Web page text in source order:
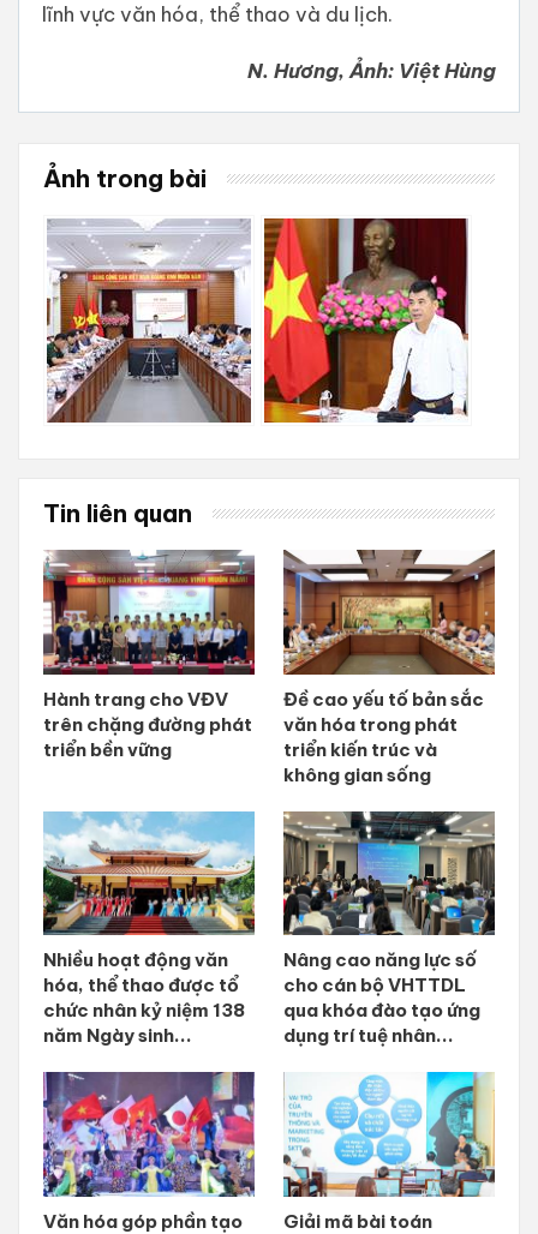
lĩnh vực văn hóa, thể thao và du lịch.
N. Hương, Ảnh: Việt Hùng
Ảnh trong bài
Tin liên quan
Hành trang cho VĐV
trên chặng đường phát
triển bền vững
Đề cao yếu tố bản sắc
văn hóa trong phát
triển kiến trúc và
không gian sống
Nhiều hoạt động văn
hóa, thể thao được tổ
chức nhân kỷ niệm 138
năm Ngày sinh...
Nâng cao năng lực số
cho cán bộ VHTTDL
qua khóa đào tạo ứng
dụng trí tuệ nhân...
Văn hóa góp phần tạo Giải mã bài toán